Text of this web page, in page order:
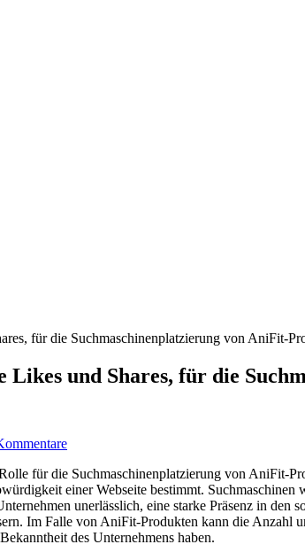
Likes und Shares, für die
für die Suchmaschinenplatzierung von AniFit-
einer Webseite bestimmt.
unerlässlich, eine starke Präsenz in
Im Falle von AniFit-Produkten kann die
des Unternehmens haben.